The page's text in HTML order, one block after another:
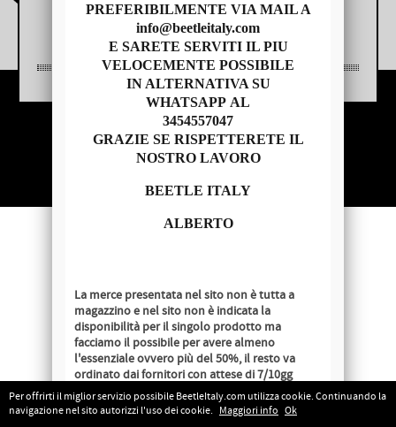
Per offrirti il miglior servizio possibile BeetleItaly.com utilizza cookie. Continuando la
navigazione nel sito autorizzi l'uso dei cookie. Maggiori info Ok
Copyright © 2014 - BEETLE ITALY
P.IVA 04209620279
PREFERIBILMENTE VIA MAIL A
info@beetleitaly.com
E SARETE SERVITI IL PIU
VELOCEMENTE POSSIBILE
IN ALTERNATIVA SU
WHATSAPP AL
3454557047
GRAZIE SE RISPETTERETE IL
NOSTRO LAVORO
BEETLE ITALY
ALBERTO
La merce presentata nel sito non è tutta a
magazzino e nel sito non è indicata la
disponibilità per il singolo prodotto ma
facciamo il possibile per avere almeno
l'essenziale ovvero più del 50%, il resto va
ordinato dai fornitori con attese di 7/10gg
lavorativi salvo disponibilità al momento
dell'ordine.